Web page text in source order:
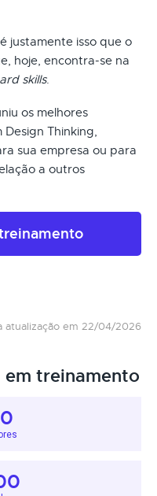
justamente isso que o
hoje, encontra-se na
skills.
os melhores
Design Thinking,
sua empresa ou para
a outros
atualização em 22/04/2026
em treinamento